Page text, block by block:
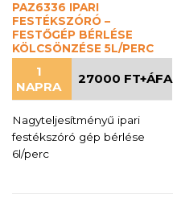
PAZ6336 IPARI
FESTÉKSZÓRÓ –
FESTŐGÉP BÉRLÉSE
KÖLCSÖNZÉSE 5L/PERC
1
NAPRA
27000 FT+ÁFA
Nagyteljesítményű ipari
festékszóró gép bérlése
6l/perc